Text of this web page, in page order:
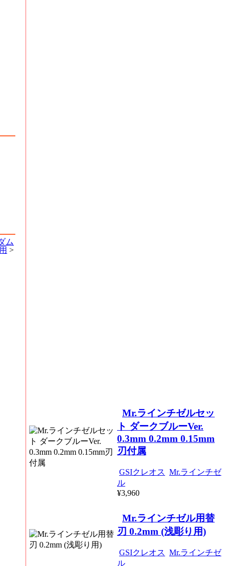
ム
>
Mr.ラインチゼルセッ
ト ダークブルーVer.
0.3mm 0.2mm 0.15mm
刃付属
GSIクレオス Mr.ラインチゼ
ル
¥3,960
Mr.ラインチゼル用替
刃 0.2mm (浅彫り用)
GSIクレオス Mr.ラインチゼ
ル